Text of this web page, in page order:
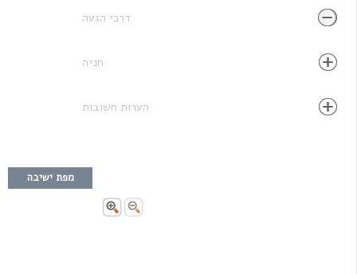
דרכי הגעה
חניה
הערות חשובות
מפת ישיבה